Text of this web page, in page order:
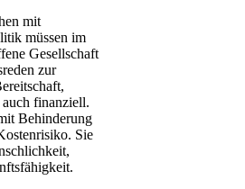
mit
müssen im
Gesellschaft
zur
finanziell.
Behinderung
Sie